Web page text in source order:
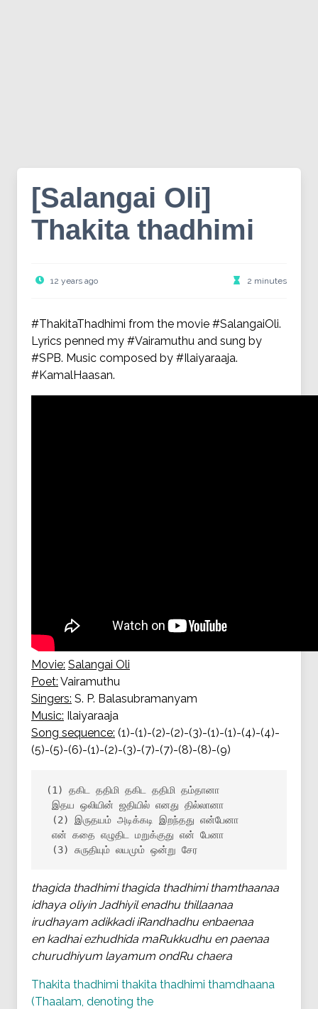
[Salangai Oli]
Thakita thadhimi
12 years ago 2 minutes
#ThakitaThadhimi from the movie #SalangaiOli.
Lyrics penned my #Vairamuthu and sung by
#SPB. Music composed by #Ilaiyaraaja.
#KamalHaasan.
Movie: Salangai Oli
Poet: Vairamuthu
Singers: S. P. Balasubramanyam
Music: Ilaiyaraaja
Song sequence: (1)-(1)-(2)-(2)-(3)-(1)-(1)-(4)-(4)-
(5)-(5)-(6)-(1)-(2)-(3)-(7)-(7)-(8)-(8)-(9)
(1) தகிட ததிமி தகிட ததிமி தம்தானா
(3) சுருதியும் லயமும் ஒன்று சேர
thagida thadhimi thagida thadhimi thamthaanaa
idhaya oliyin Jadhiyil enadhu thillaanaa
irudhayam adikkadi iRandhadhu enbaenaa
en kadhai ezhudhida maRukkudhu en paenaa
churudhiyum layamum ondRu chaera
Thakita thadhimi thakita thadhimi thamdhaana
(Thaalam, denoting the